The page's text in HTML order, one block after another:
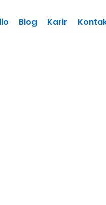
Blog Karir